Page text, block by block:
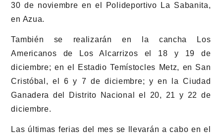
30 de noviembre en el Polideportivo La Sabanita,
en Azua.
También se realizarán en la cancha Los
Americanos de Los Alcarrizos el 18 y 19 de
diciembre; en el Estadio Temístocles Metz, en San
Cristóbal, el 6 y 7 de diciembre; y en la Ciudad
Ganadera del Distrito Nacional el 20, 21 y 22 de
diciembre.
Las últimas ferias del mes se llevarán a cabo en el